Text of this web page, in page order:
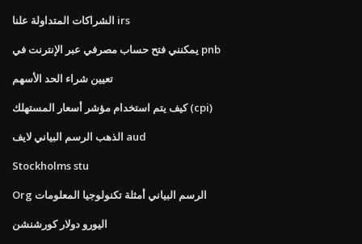
الشراكات المتداولة علنا ​​irs
يمكنني فتح حساب مصرفي عبر الإنترنت في pnb
تعيين شراء الحد الأسهم
كيف يتم استخدام مؤشر أسعار المستهلك (cpi)
الذهب الرسم البياني لايف aud
Stockholms stu
Org الرسم البياني أمثلة تكنولوجيا المعلومات
اليورو دولار كورشنشن